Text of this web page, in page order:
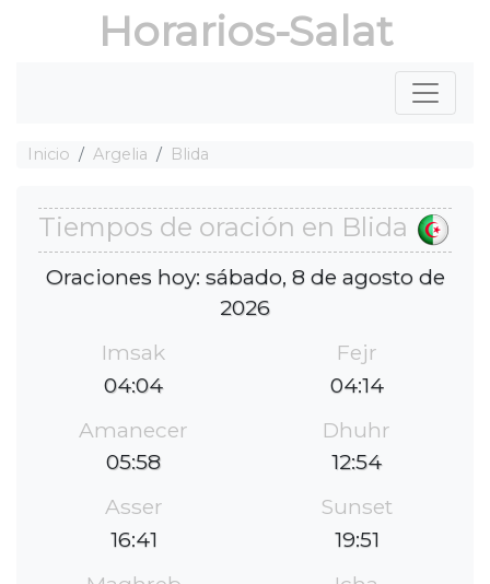
Horarios-Salat
Inicio Argelia Blida
Tiempos de oración en Blida
Oraciones hoy: sábado, 8 de agosto de
2026
Imsak
04:04
Fejr
04:14
Amanecer
05:58
Dhuhr
12:54
Asser
16:41
Sunset
19:51